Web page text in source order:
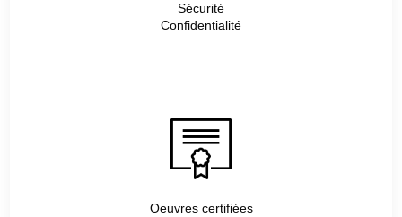
Sécurité
Confidentialité
Oeuvres certifiées